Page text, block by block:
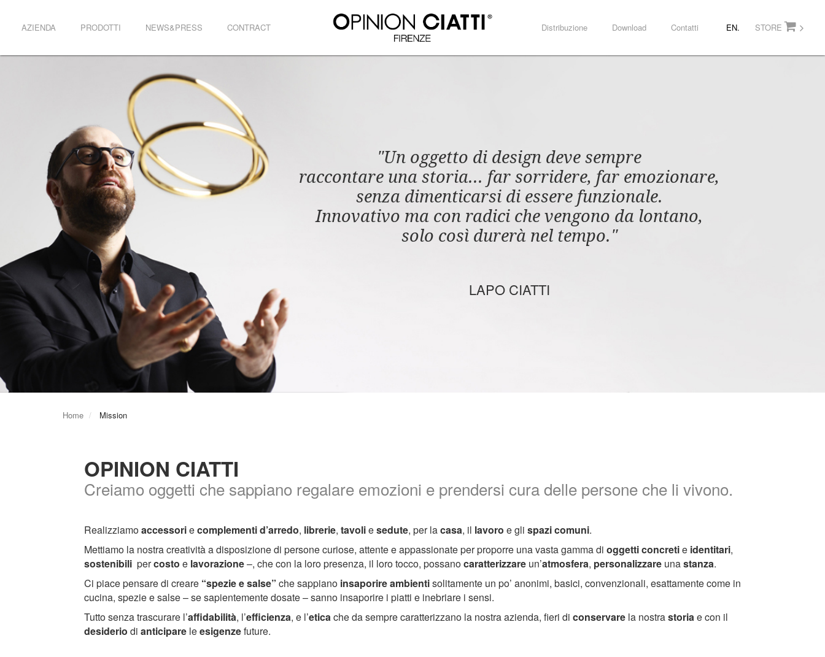
AZIENDA PRODOTTI NEWS&PRESS CONTRACT STORE
EN.
Distribuzione Download Contatti
"Un oggetto di design deve sempre
raccontare una storia... far sorridere, far emozionare,
senza dimenticarsi di essere funzionale.
Innovativo ma con radici che vengono da lontano,
solo così durerà nel tempo."
LAPO CIATTI
Home Mission
OPINION CIATTI
Creiamo oggetti che sappiano regalare emozioni e prendersi cura delle persone che li vivono.
Realizziamoaccessoriecomplementi d’arredo, librerie, tavoliesedute, per lacasa, il lavoro e gli spazi comuni.
Mettiamo la nostra creatività a disposizione di persone curiose, attente e appassionate per proporre una vasta gamma di oggetti concretie identitari,
sostenibili percosto e lavorazione–, che con la loro presenza, il loro tocco, possanocaratterizzare un’atmosfera, personalizzare unastanza.
Ci piace pensare di creare “spezie e salse” che sappiano insaporire ambientisolitamente un po’ anonimi, basici, convenzionali, esattamente come in
cucina, spezie e salse – se sapientemente dosate – sanno insaporire i piatti e inebriare i sensi.
Tutto senza trascurare l’affidabilità, l’efficienza, e l’eticache da sempre caratterizzano la nostra azienda, fieri di conservare la nostrastoriae con il
desiderio di anticipare leesigenzefuture.